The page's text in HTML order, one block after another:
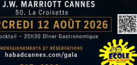
Achat Appartement Israel Crédit Israël